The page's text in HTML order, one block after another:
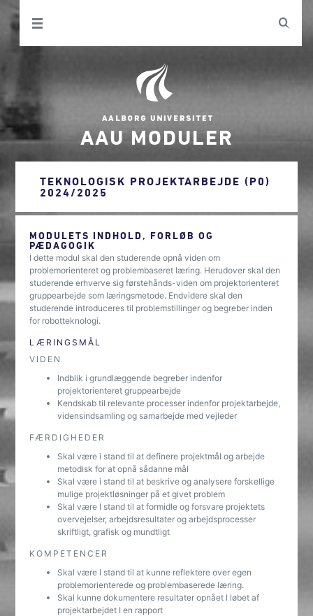
AAU MODULER
TEKNOLOGISK PROJEKTARBEJDE (P0)
2024/2025
MODULETS INDHOLD, FORLØB OG
PÆDAGOGIK
I dette modul skal den studerende opnå viden om
problemorienteret og problembaseret læring. Herudover skal den
studerende erhverve sig førstehånds-viden om projektorienteret
gruppearbejde som læringsmetode. Endvidere skal den
studerende introduceres til problemstillinger og begreber inden
for robotteknologi.
LÆRINGSMÅL
VIDEN
Indblik i grundlæggende begreber indenfor
projektorienteret gruppearbejde
Kendskab til relevante processer indenfor projektarbejde,
vidensindsamling og samarbejde med vejleder
FÆRDIGHEDER
Skal være i stand til at definere projektmål og arbejde
metodisk for at opnå sådanne mål
Skal være i stand til at beskrive og analysere forskellige
mulige projektløsninger på et givet problem
Skal være I stand til at formidle og forsvare projektets
overvejelser, arbejdsresultater og arbejdsprocesser
skriftligt, grafisk og mundtligt
KOMPETENCER
Skal være I stand til at kunne reflektere over egen
problemorienterede og problembaserede læring.
Skal kunne dokumentere resultater opnået I løbet af
projektarbejdet I en rapport